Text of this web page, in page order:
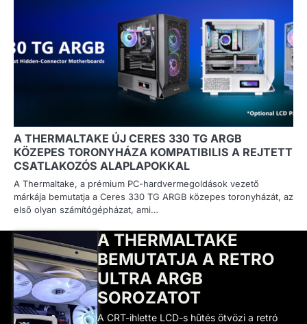
A THERMALTAKE ÚJ CERES 330 TG ARGB
KÖZEPES TORONYHÁZA KOMPATIBILIS A REJTETT
CSATLAKOZÓS ALAPLAPOKKAL
A Thermaltake, a prémium PC-hardvermegoldások vezető
márkája bemutatja a Ceres 330 TG ARGB közepes toronyházát, az
első olyan számítógépházat, ami…
A THERMALTAKE
BEMUTATJA A RETRO
ULTRA ARGB
SOROZATOT
A CRT-ihlette LCD-s hűtés ötvözi a retró